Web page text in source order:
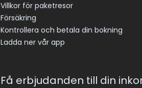
Villkor för paketresor
Försäkring
Kontrollera och betala din bokning
Ladda ner vår app
Få erbjudanden till din